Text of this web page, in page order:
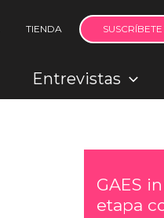
TIENDA SUSCRÍBETE
Entrevistas
GAES
etapa